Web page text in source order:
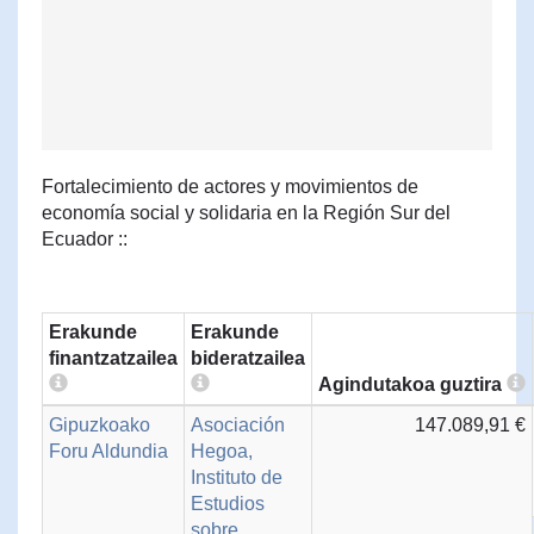
Fortalecimiento de actores y movimientos de
economía social y solidaria en la Región Sur del
Ecuador ::
Erakunde
finantzatzailea
Erakunde
bideratzailea
Agindutakoa guztira
Gipuzkoako
Foru Aldundia
Asociación
Hegoa,
Instituto de
Estudios
sobre
147.089,91 €